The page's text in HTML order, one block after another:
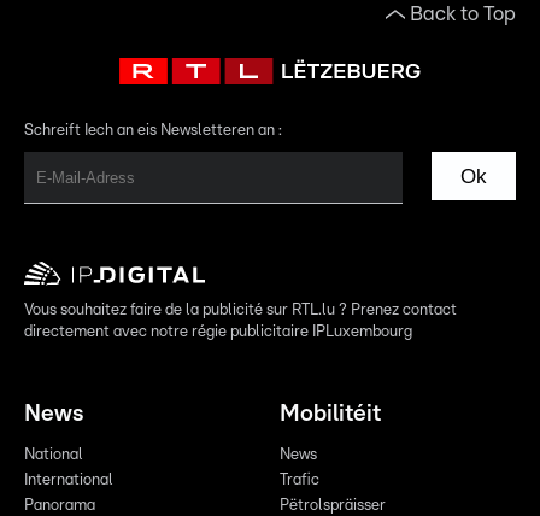
Back to Top
Schreift Iech an eis Newsletteren an :
Ok
Vous souhaitez faire de la publicité sur RTL.lu ? Prenez contact
directement avec notre régie publicitaire IPLuxembourg
News
National
International
Panorama
Mobilitéit
News
Trafic
Pëtrolspräisser